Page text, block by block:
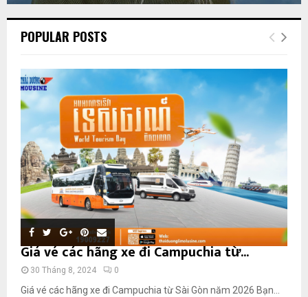
POPULAR POSTS
Giá vé các hãng xe đi Campuchia từ...
30 Tháng 8, 2024 0
Giá vé các hãng xe đi Campuchia từ Sài Gòn năm 2026 Bạn...